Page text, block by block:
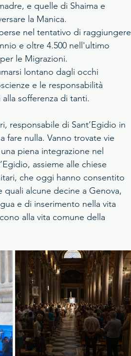
e quelle di Shaima e
la Manica.
nel tentativo di raggiungere
e oltre 4.500 nell'ultimo
le Migrazioni.
lontano dagli occhi
e le responsabilità
sofferenza di tanti.
responsabile di Sant’Egidio in
fare nulla. Vanno trovate vie
piena integrazione nel
assieme alle chiese
che oggi hanno consentito
quali alcune decine a Genova,
e di inserimento nella vita
alla vita comune della